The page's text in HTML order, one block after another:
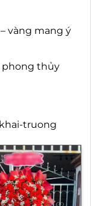
vàng mang ý
phong thủy
truong